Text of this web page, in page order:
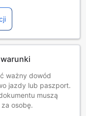
ważny dowód
jazdy lub paszport.
muszą
osobę.